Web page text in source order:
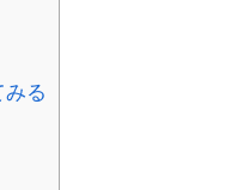
る